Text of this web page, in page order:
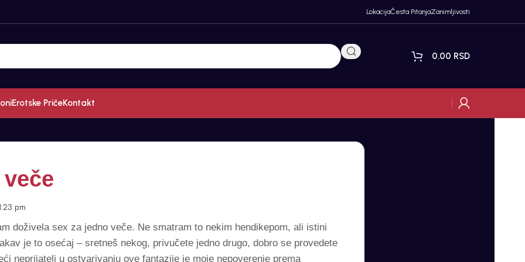
LokacijaČesta PitanjaZanimljivosti
0.00 RSD
Erotske PričeKontakt
pm
doživela sex za jedno veče. Ne smatram to nekim hendikepom, ali istini
je to osećaj – sretneš nekog, privučete jedno drugo, dobro se provedete
neprijatelj u ostvarivanju ove fantazije je moje nepoverenje prema